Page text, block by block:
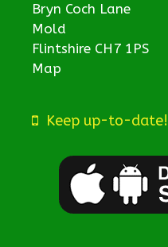
Bryn Coch Lane
Mold
Flintshire CH7 1PS
Map
Keep up-to-date!